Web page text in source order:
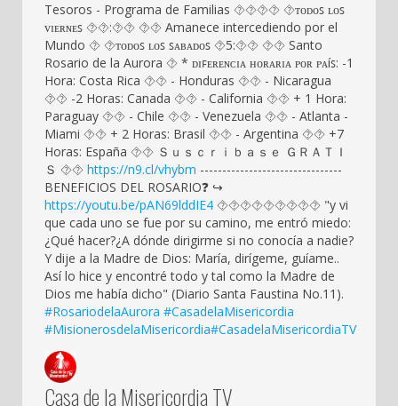
Tesoros - Programa de Familias ⯑‍⯑‍⯑‍⯑ ⯑ᴛᴏᴅᴏꜱ ʟᴏꜱ
ᴠɪᴇʀɴᴇꜱ ⯑⯑:⯑⯑ ⯑⯑ Amanece intercediendo por el
Mundo ⯑ ⯑ᴛᴏᴅᴏꜱ ʟᴏꜱ ꜱᴀʙᴀᴅᴏꜱ ⯑5:⯑⯑ ⯑⯑ Santo
Rosario de la Aurora ⯑ * ᴅɪꜰᴇʀᴇɴᴄɪᴀ ʜᴏʀᴀʀɪᴀ ᴩᴏʀ ᴩᴀíꜱ: -1
Hora: Costa Rica ⯑⯑ - Honduras ⯑⯑ - Nicaragua
⯑⯑ -2 Horas: Canada ⯑⯑ - California ⯑⯑ + 1 Hora:
Paraguay ⯑⯑ - Chile ⯑⯑ - Venezuela ⯑⯑ - Atlanta -
Miami ⯑⯑ + 2 Horas: Brasil ⯑⯑ - Argentina ⯑⯑ +7
Horas: España ⯑⯑ Ｓｕｓｃｒｉｂａｓｅ ＧＲＡＴＩ
Ｓ ⯑⯑ https://n9.cl/vhybm --------------------------------
BENEFICIOS DEL ROSARIO❓ ↪️
https://youtu.be/pAN69lddIE4 ⯑⯑⯑⯑⯑⯑⯑⯑⯑ "y vi
que cada uno se fue por su camino, me entró miedo:
¿Qué hacer?¿A dónde dirigirme si no conocía a nadie?
Y dije a la Madre de Dios: María, dirígeme, guíame..
Así lo hice y encontré todo y tal como la Madre de
Dios me había dicho" (Diario Santa Faustina No.11).
#RosariodelaAurora #CasadelaMisericordia
#MisionerosdelaMisericordia#CasadelaMisericordiaTV
Casa de la Misericordia TV